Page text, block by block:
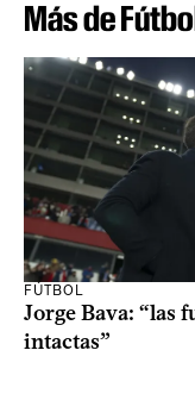
Más de
FÚTBOL
Jorge Bava: “las
intactas”